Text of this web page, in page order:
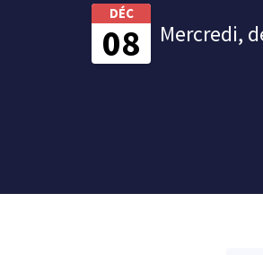
DÉC
08 Mercredi,